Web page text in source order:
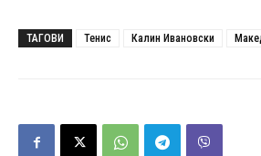
ТАГОВИ Тенис Калин Ивановски